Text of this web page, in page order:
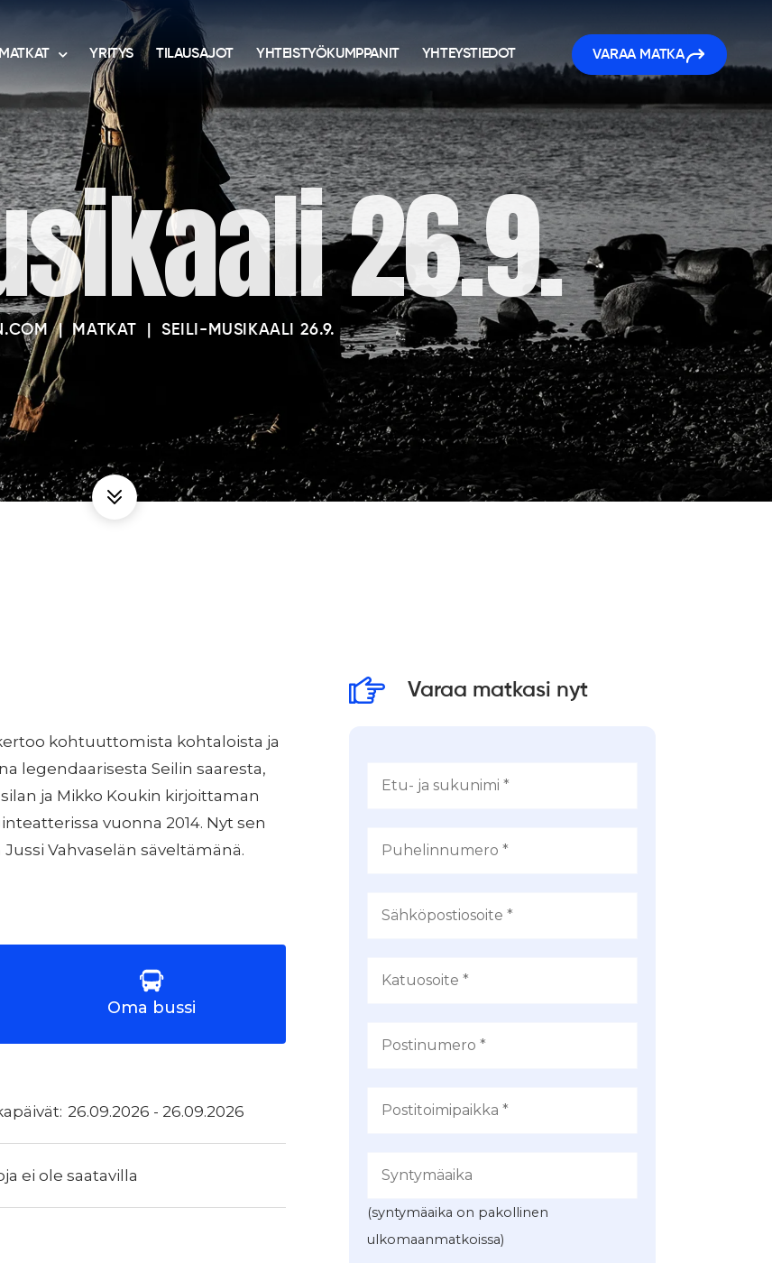
MATKAT YRITYS TILAUSAJOT YHTEISTYÖKUMPPANIT YHTEYSTIEDOT VARAA MATKA
26.9.
| MATKAT SEILI-MUSIKAALI 26.9.
kohtuuttomista kohtaloista ja
legendaarisesta Seilin saaresta,
ja Mikko Koukin kirjoittaman
vuonna 2014. Nyt sen
Vahvaselän säveltämänä.
Oma bussi
26.09.2026 - 26.09.2026
ei ole saatavilla
Varaa matkasi nyt
(syntymäaika on pakollinen
ulkomaanmatkoissa)